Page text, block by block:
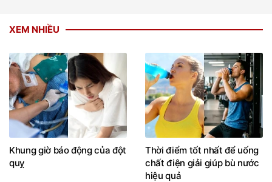
XEM NHIỀU
Khung giờ báo động của đột
quỵ
Thời điểm tốt nhất để uống
chất điện giải giúp bù nước
hiệu quả